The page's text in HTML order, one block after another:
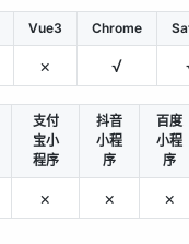
Vue3 Chrome
× √
支付
宝小
程序
抖音
小程
序
百度
小程
序
× × ×